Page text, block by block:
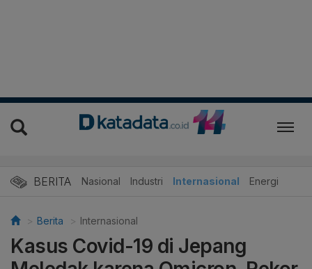
BERITA Nasional Industri Internasional Energi
Berita Internasional
Kasus Covid-19 di Jepang